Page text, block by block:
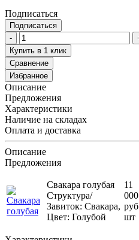
Подписаться
Подписаться
Купить в 1 клик
Сравнение
Избранное
Описание
Предложения
Характеристики
Наличие на складах
Оплата и доставка
Описание
Предложения
Свакара голубая
Структура/
Завиток: Свакара,
Цвет: Голубой
11
000
руб
шт